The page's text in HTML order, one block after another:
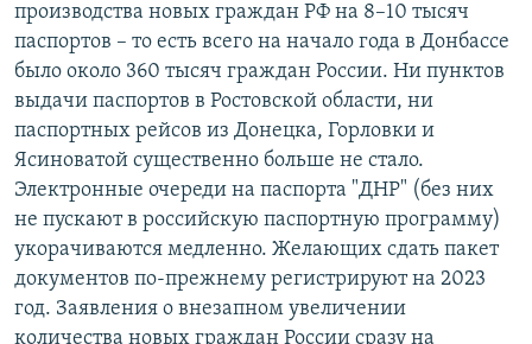
производства новых граждан РФ на 8–10 тысяч
паспортов – то есть всего на начало года в Донбассе
было около 360 тысяч граждан России. Ни пунктов
выдачи паспортов в Ростовской области, ни
паспортных рейсов из Донецка, Горловки и
Ясиноватой существенно больше не стало.
Электронные очереди на паспорта "ДНР" (без них
не пускают в российскую паспортную программу)
укорачиваются медленно. Желающих сдать пакет
документов по-прежнему регистрируют на 2023
год. Заявления о внезапном увеличении
количества новых граждан России сразу на